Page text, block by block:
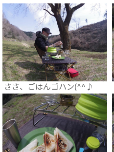
ささ、ごはんゴハン(^^♪